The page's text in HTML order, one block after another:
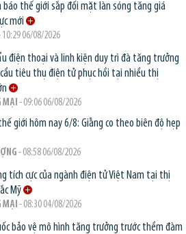
báo thế giới sắp đối mặt làn sóng tăng giá
mới
06/08/2026
điện thoại và linh kiện duy trì đà tăng trưởng
tiêu thụ điện tử phục hồi tại nhiều thị
MẠI - 09:06 06/08/2026
giới hôm nay 6/8: Giằng co theo biên độ hẹp
- 08:58 06/08/2026
tích cực của ngành điện tử Việt Nam tại thị
Mỹ
MẠI - 08:30 04/08/2026
bảo vệ mô hình tăng trưởng trước thềm đàm